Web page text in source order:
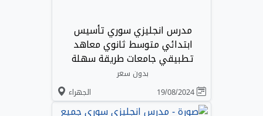
مدرس انجليزي سوري تأسيس
ابتدائي متوسط ثانوي معاهد
تطبيقي جامعات طريقة سهلة
بدون سعر
الجهراء